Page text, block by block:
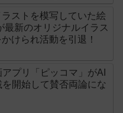
ラストを模写していた絵
最新のオリジナルイラス
けられ活動を引退！
アプリ「ピッコマ」がAI
を開始して賛否両論にな